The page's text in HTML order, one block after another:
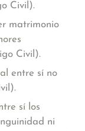
Civil).
matrimonio
Civil).
entre sí no
sí los
ni